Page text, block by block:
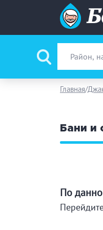
Вид парной
Поводы
Банные
Главная
Бани и
По